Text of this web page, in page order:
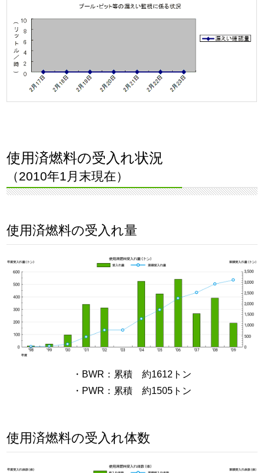
使用済燃料の受入れ状況
（2010年1月末現在）
使用済燃料の受入れ量
・BWR：累積 約1612トン
・PWR：累積 約1505トン
使用済燃料の受入れ体数